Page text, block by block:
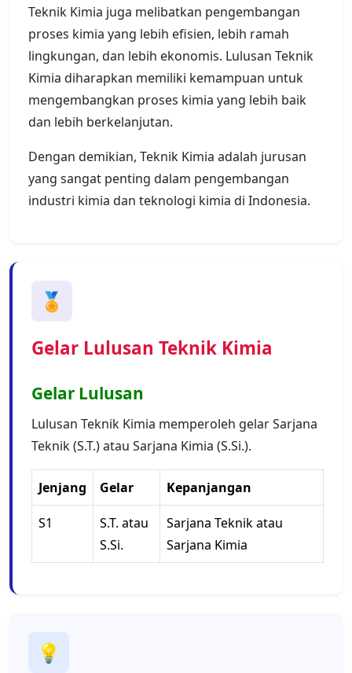
Teknik Kimia juga melibatkan pengembangan
proses kimia yang lebih efisien, lebih ramah
lingkungan, dan lebih ekonomis. Lulusan Teknik
Kimia diharapkan memiliki kemampuan untuk
mengembangkan proses kimia yang lebih baik
dan lebih berkelanjutan.
Dengan demikian, Teknik Kimia adalah jurusan
yang sangat penting dalam pengembangan
industri kimia dan teknologi kimia di Indonesia.
🏅
Gelar Lulusan Teknik Kimia
Gelar Lulusan
Lulusan Teknik Kimia memperoleh gelar Sarjana
Teknik (S.T.) atau Sarjana Kimia (S.Si.).
Jenjang Gelar Kepanjangan
S1
S.T. atau
S.Si.
Sarjana Teknik atau
Sarjana Kimia
💡